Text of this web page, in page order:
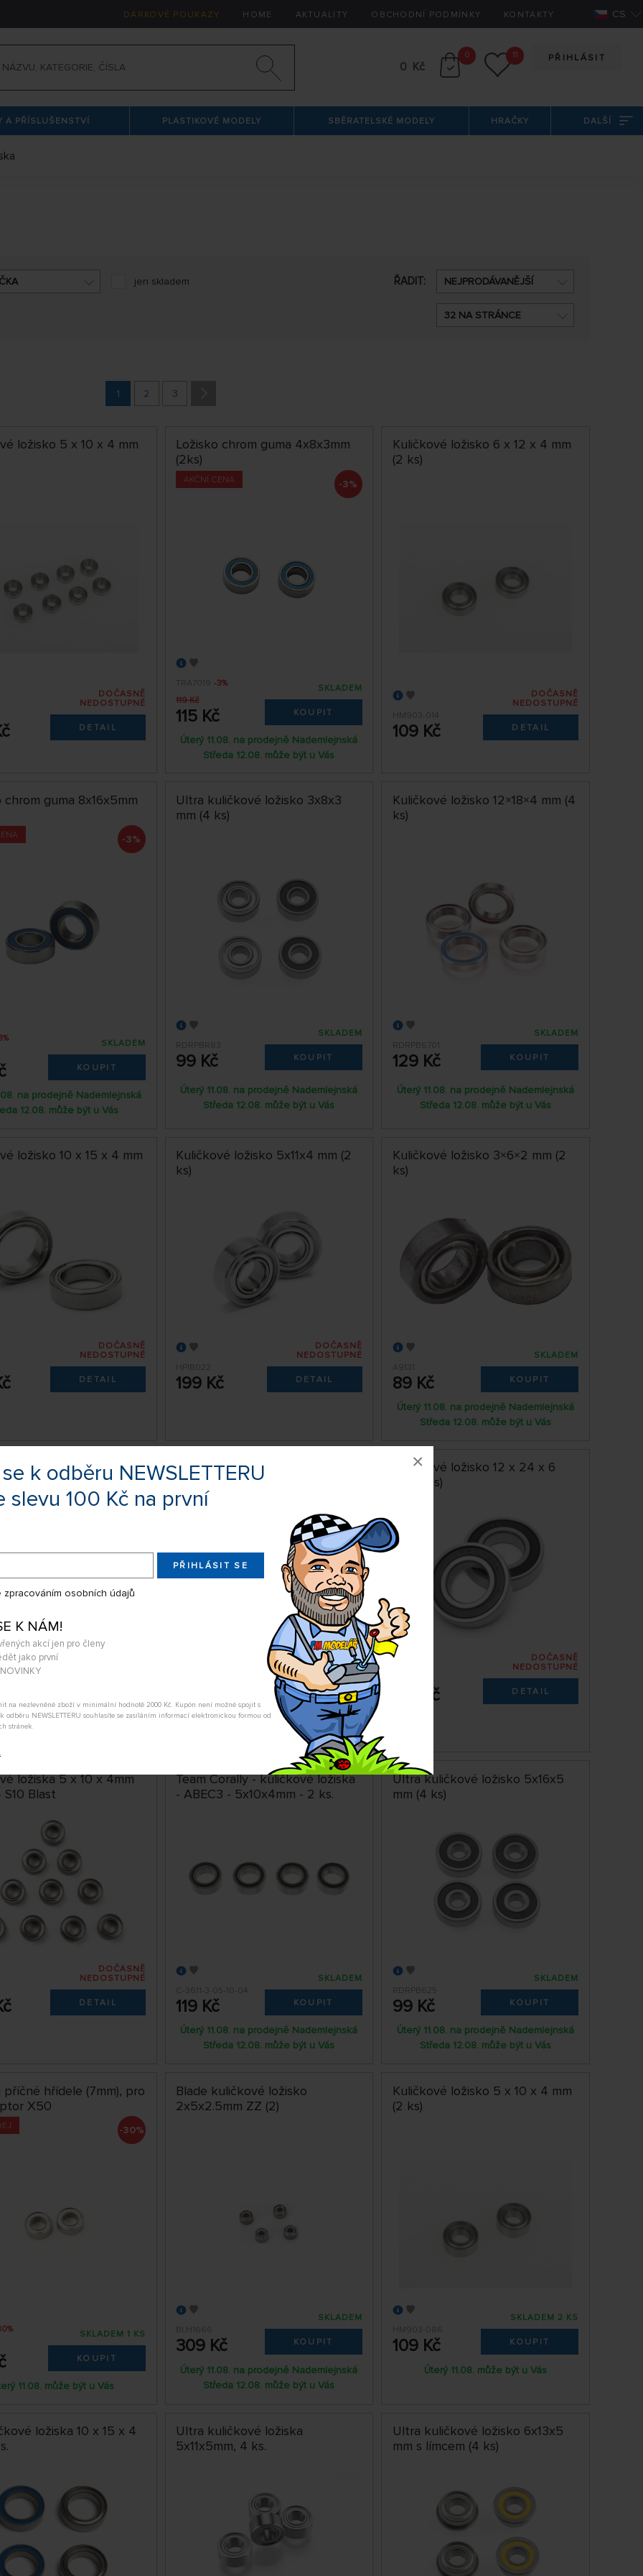
k odběru NEWSLETTERU
slevu 100 Kč na první
PŘIHLÁSIT SE
zpracováním osobních údajů
K NÁM!
akcí jen pro členy
jako první
na nezlevněné zboží v minimální hodnotě 2000 Kč. Kupón není možné spojit s
odběru NEWSLETTERU souhlasíte se zasíláním informací elektronickou formou od
stránek.
×
DÁRKOVÉ POUKAZY HOME AKTUALITY OBCHODNÍ PODMÍNKY KONTAKTY CS
PŘIHLÁSIT
0 Kč
0 11
A PŘÍSLUŠENSTVÍ PLASTIKOVÉ MODELY SBĚRATELSKÉ MODELY HRAČKY DALŠÍ
jen skladem ŘADIT: NEJPRODÁVANĚJŠÍ
32 NA STRÁNCE
1 2 3
ložisko 5 x 10 x 4 mm
DOČASNĚ
NEDOSTUPNÉ
DETAIL
Ložisko chrom guma 4x8x3mm
(2ks)
AKČNÍ CENA -3%
TRA7019 -3%
119 Kč
115 Kč
SKLADEM
KOUPIT
Úterý 11.08. na prodejně Nademlejnská
Středa 12.08. může být u Vás
Kuličkové ložisko 6 x 12 x 4 mm
(2 ks)
HM903-014
109 Kč
DOČASNĚ
NEDOSTUPNÉ
DETAIL
chrom guma 8x16x5mm
-3%
SKLADEM
KOUPIT
na prodejně Nademlejnská
12.08. může být u Vás
Ultra kuličkové ložisko 3x8x3
mm (4 ks)
RDRPBR83
99 Kč
SKLADEM
KOUPIT
Úterý 11.08. na prodejně Nademlejnská
Středa 12.08. může být u Vás
Kuličkové ložisko 12×18×4 mm (4
ks)
RDRPB6701
129 Kč
SKLADEM
KOUPIT
Úterý 11.08. na prodejně Nademlejnská
Středa 12.08. může být u Vás
ložisko 10 x 15 x 4 mm
DOČASNĚ
NEDOSTUPNÉ
DETAIL
Kuličkové ložisko 5x11x4 mm (2
ks)
HPIB022
199 Kč
DOČASNĚ
NEDOSTUPNÉ
DETAIL
Kuličkové ložisko 3×6×2 mm (2
ks)
A9131
89 Kč
SKLADEM
KOUPIT
Úterý 11.08. na prodejně Nademlejnská
Středa 12.08. může být u Vás
- kuličkové ložiska
- 10x15x4mm - 2 ks.
na prodejně Nademlejnská
12.08. může být u Vás
Kuličkové ložisko 7×13×4 mm (2
ks)
SKLADEM
KOUPIT
Úterý 11.08. na prodejně Nademlejnská
Středa 12.08. může být u Vás
Kuličkové ložisko 12 x 24 x 6
mm (2ks)
179 Kč
DOČASNĚ
NEDOSTUPNÉ
DETAIL
ložiska 5 x 10 x 4mm
S10 Blast
DOČASNĚ
NEDOSTUPNÉ
DETAIL
Team Corally - kuličkové ložiska
- ABEC3 - 5x10x4mm - 2 ks.
C-3611-3-05-10-04
119 Kč
SKLADEM
KOUPIT
Úterý 11.08. na prodejně Nademlejnská
Středa 12.08. může být u Vás
Ultra kuličkové ložisko 5x16x5
mm (4 ks)
RDRPB625
99 Kč
SKLADEM
KOUPIT
Úterý 11.08. na prodejně Nademlejnská
Středa 12.08. může být u Vás
příčné hřídele (7mm), pro
X50
-30%
SKLADEM 1 KS
KOUPIT
11.08. může být u Vás
Blade kuličkové ložisko
2x5x2.5mm ZZ (2)
BLH1666
309 Kč
SKLADEM
KOUPIT
Úterý 11.08. na prodejně Nademlejnská
Středa 12.08. může být u Vás
Kuličkové ložisko 5 x 10 x 4 mm
(2 ks)
HM903-086
109 Kč
SKLADEM 2 KS
KOUPIT
Úterý 11.08. může být u Vás
ložiska 10 x 15 x 4
Ultra kuličkové ložiska
5x11x5mm, 4 ks.
Ultra kuličkové ložisko 6x13x5
mm s límcem (4 ks)